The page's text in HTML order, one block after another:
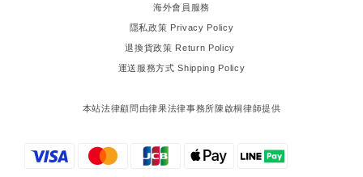
海外會員服務
隱私政策 Privacy Policy
退換貨政策 Return Policy
運送服務方式 Shipping Policy
本站法律顧問由律果法律事務所陳啟桐律師提供